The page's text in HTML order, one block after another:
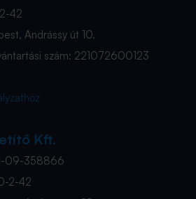
42
Andrássy út 10.
szám: 221072600123
Kft.
09-358866
2-42